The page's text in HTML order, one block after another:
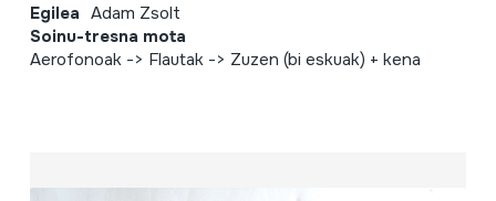
Egilea Adam Zsolt
Soinu-tresna mota
Aerofonoak -> Flautak -> Zuzen (bi eskuak) + kena